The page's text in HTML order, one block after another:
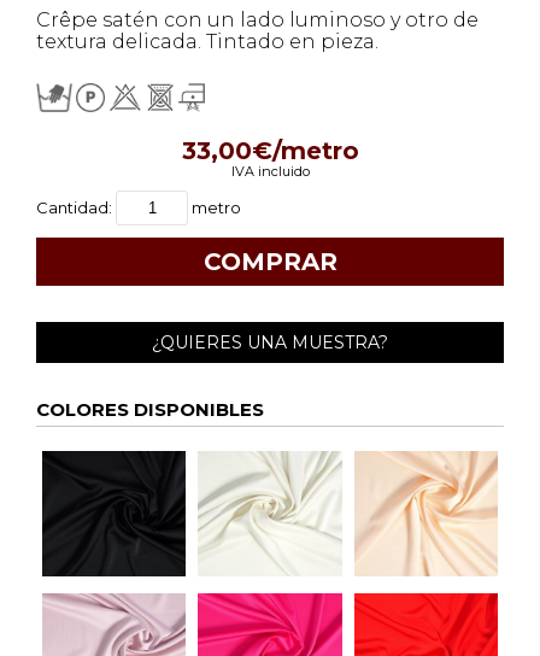
Crêpe satén con un lado luminoso y otro de
textura delicada. Tintado en pieza.
33,00€/metro
IVA incluido
Cantidad: metro
¿QUIERES UNA MUESTRA?
COLORES DISPONIBLES